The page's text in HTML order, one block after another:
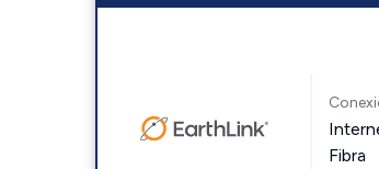
Fibra